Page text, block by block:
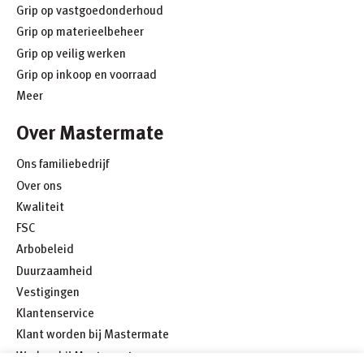
Grip op vastgoedonderhoud
Grip op materieelbeheer
Grip op veilig werken
Grip op inkoop en voorraad
Meer
Over Mastermate
Ons familiebedrijf
Over ons
Kwaliteit
FSC
Arbobeleid
Duurzaamheid
Vestigingen
Klantenservice
Klant worden bij Mastermate